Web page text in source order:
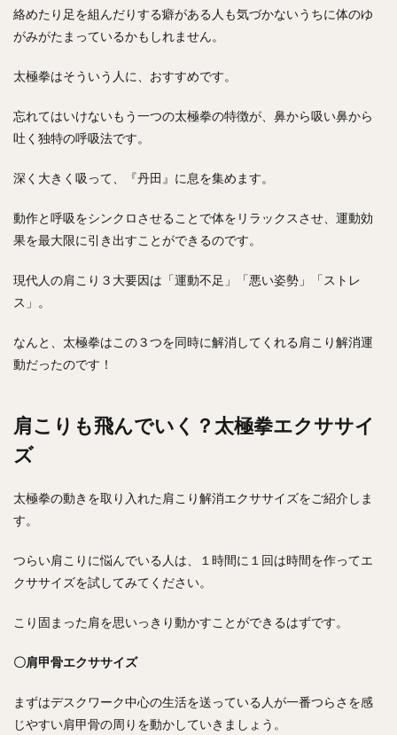
絡めたり足を組んだりする癖がある人も気づかないうちに体のゆ
がみがたまっているかもしれません。
太極拳はそういう人に、おすすめです。
忘れてはいけないもう一つの太極拳の特徴が、鼻から吸い鼻から
吐く独特の呼吸法です。
深く大きく吸って、『丹田』に息を集めます。
動作と呼吸をシンクロさせることで体をリラックスさせ、運動効
果を最大限に引き出すことができるのです。
現代人の肩こり３大要因は「運動不足」「悪い姿勢」「ストレ
ス」。
なんと、太極拳はこの３つを同時に解消してくれる肩こり解消運
動だったのです！
肩こりも飛んでいく？太極拳エクササイ
ズ
太極拳の動きを取り入れた肩こり解消エクササイズをご紹介しま
す。
つらい肩こりに悩んでいる人は、１時間に１回は時間を作ってエ
クササイズを試してみてください。
こり固まった肩を思いっきり動かすことができるはずです。
〇肩甲骨エクササイズ
まずはデスクワーク中心の生活を送っている人が一番つらさを感
じやすい肩甲骨の周りを動かしていきましょう。